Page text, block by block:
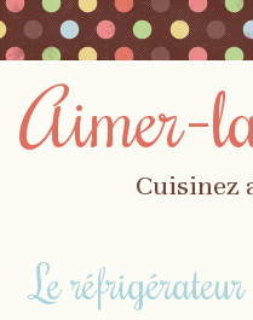
Aimer-
Cuisinez
MenuLe